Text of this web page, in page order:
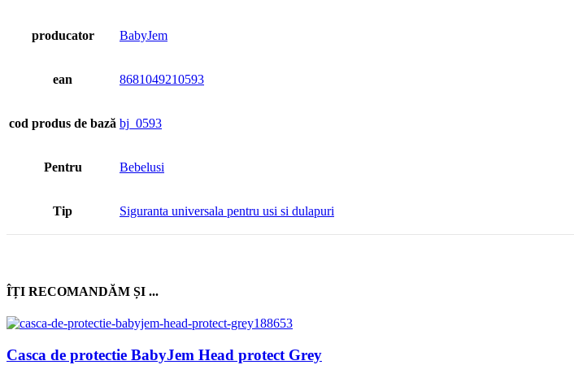
producator BabyJem
ean 8681049210593
cod produs de bază bj_0593
Pentru Bebelusi
Tip Siguranta universala pentru usi si dulapuri
ÎȚI RECOMANDĂM ȘI ...
Casca de protectie BabyJem Head protect Grey